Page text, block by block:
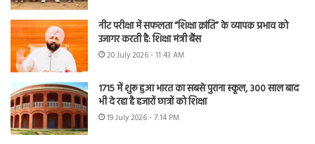
नीट परीक्षा में सफलता “शिक्षा क्रांति” के व्यापक प्रभाव को
उजागर करती है: शिक्षा मंत्री बैंस
20 July 2026 - 11:43 AM
1715 में शुरू हुआ भारत का सबसे पुराना स्कूल, 300 साल बाद
भी दे रहा है हजारों छात्रों को शिक्षा
19 July 2026 - 7:14 PM